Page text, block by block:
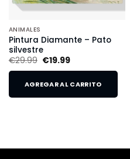
ANIMALES
Pintura Diamante – Pato
silvestre
€29.99 €19.99
AGREGAR AL CARRITO